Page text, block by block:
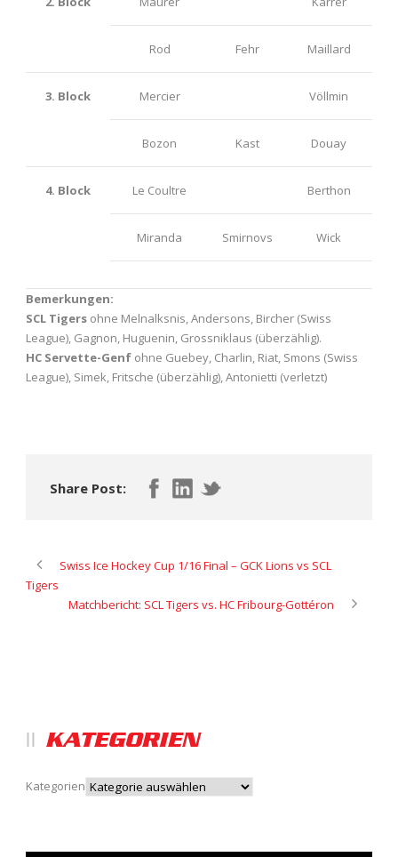
Rod Fehr Maillard
3. Block Mercier Völlmin
Bozon Kast Douay
4. Block Le Coultre Berthon
Miranda Smirnovs Wick
Bemerkungen:
SCL Tigers ohne Melnalksnis, Andersons, Bircher (Swiss
League), Gagnon, Huguenin, Grossniklaus (überzählig).
HC Servette-Genf ohne Guebey, Charlin, Riat, Smons (Swiss
League), Simek, Fritsche (überzählig), Antonietti (verletzt)
Share Post:
Swiss Ice Hockey Cup 1/16 Final – GCK Lions vs SCL
Tigers
Matchbericht: SCL Tigers vs. HC Fribourg-Gottéron
KATEGORIEN
Kategorien